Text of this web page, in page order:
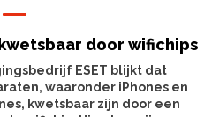
door wifichips
ESET blijkt dat
waaronder iPhones en
kwetsbaar zijn door een